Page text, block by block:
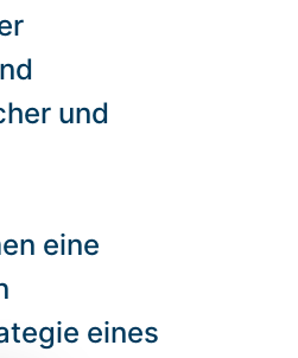
und
eine
eines